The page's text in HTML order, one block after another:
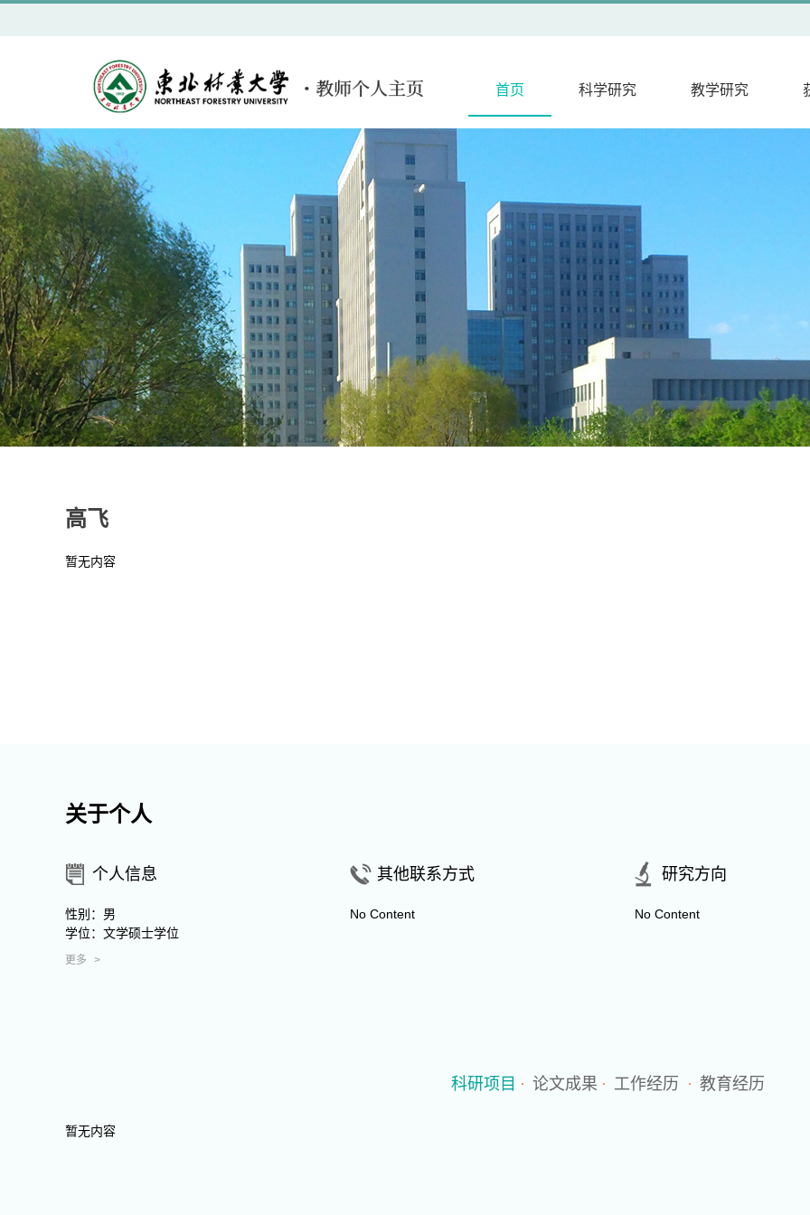
首页 科学研究 教学研究
高飞
暂无内容
关于个人
个人信息
性别：男
学位：文学硕士学位
更多 >
其他联系方式
No Content
研究方向
No Content
科研项目 · 论文成果 · 工作经历 · 教育经历
暂无内容